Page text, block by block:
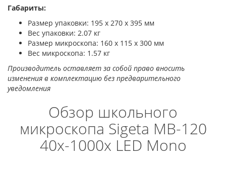
Габариты:
Размер упаковки: 195 x 270 x 395 мм
Вес упаковки: 2.07 кг
Размер микроскопа: 160 x 115 x 300 мм
Вес микроскопа: 1.57 кг
Производитель оставляет за собой право вносить
изменения в комплектацию без предварительного
уведомления
Обзор школьного
микроскопа Sigeta MB-120
40x-1000x LED Mono